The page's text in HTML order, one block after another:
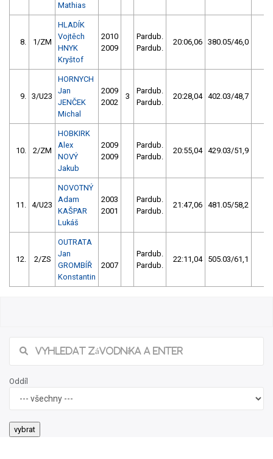
Mathias
8. 1/ZM
HLADÍK
Vojtěch
HNYK
Kryštof
2010
2009
Pardub.
Pardub.
20:06,06 380.05/46,0
9. 3/U23
HORNYCH
Jan
JENČEK
Michal
2009
2002
3
Pardub.
Pardub.
20:28,04 402.03/48,7
10. 2/ZM
HOBKIRK
Alex
NOVÝ
Jakub
2009
2009
Pardub.
Pardub.
20:55,04 429.03/51,9
11. 4/U23
NOVOTNÝ
Adam
KAŠPAR
Lukáš
2003
2001
Pardub.
Pardub.
21:47,06 481.05/58,2
12. 2/ZS
OUTRATA
Jan
GROMBÍŘ
Konstantin
2007
Pardub.
Pardub.
22:11,04 505.03/61,1
Oddíl